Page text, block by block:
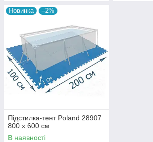
Новинка –2%
Підстилка-тент Poland 28907
800 х 600 см
В наявності